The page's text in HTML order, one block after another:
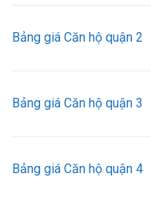
Bảng giá Căn hộ quận 2
Bảng giá Căn hộ quận 3
Bảng giá Căn hộ quận 4